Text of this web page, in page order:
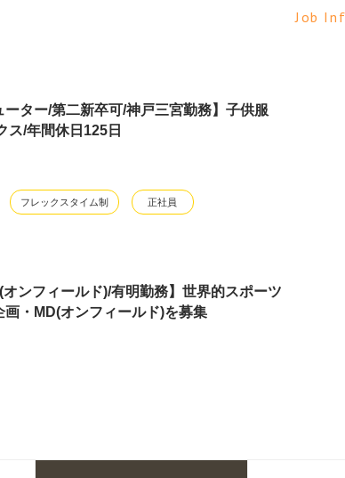
Job
ーター/第二新卒可/神戸三宮勤務】子供服
ス/年間休日125日
フレックスタイム制 正社員
オンフィールド)/有明勤務】世界的スポーツ
画・MD(オンフィールド)を募集